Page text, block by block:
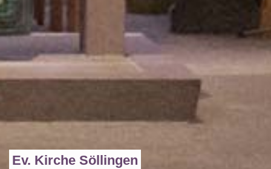
Ev. Kirche Söllingen